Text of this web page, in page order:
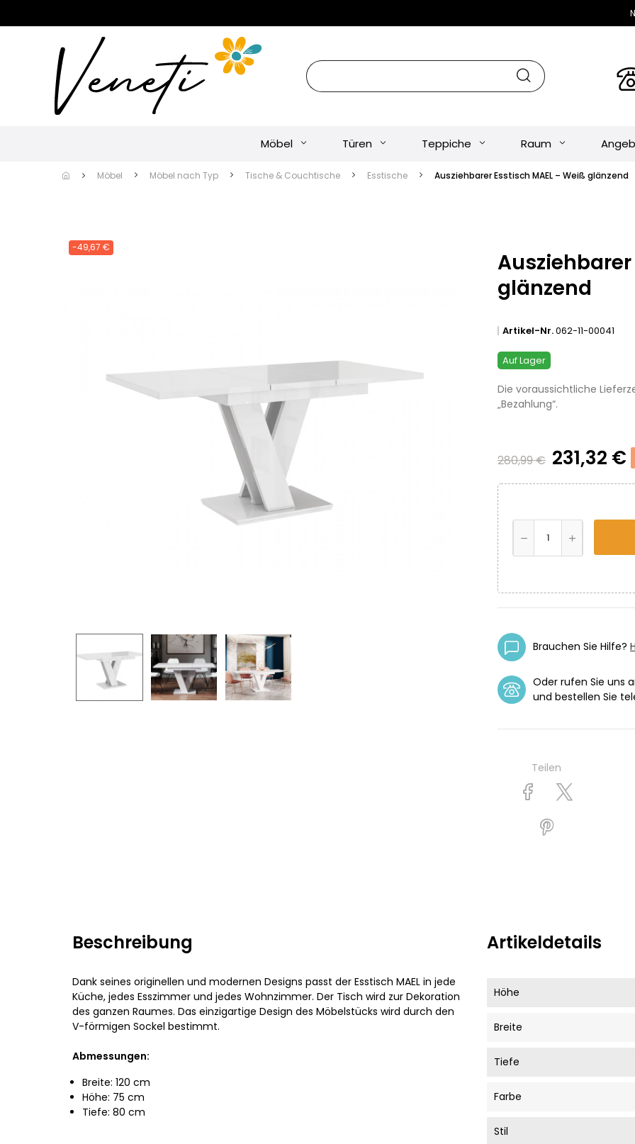
Möbel Türen Teppiche Raum
Möbel Möbel nach Typ Tische & Couchtische Esstische Ausziehbarer Esstisch MAEL – Weiß glänzend
-49,67 €
Ausziehbarer
glänzend
Artikel-Nr.062-11-00041
Auf Lager
Die voraussichtliche
„Bezahlung“.
280,99 € 231,32 €
Brauchen Sie Hilfe?
Oder rufen Sie uns
und bestellen Sie
Teilen
Beschreibung
Dank seines originellen und modernen Designs passt der Esstisch MAEL in jede
Küche, jedes Esszimmer und jedes Wohnzimmer. Der Tisch wird zur Dekoration
des ganzen Raumes. Das einzigartige Design des Möbelstücks wird durch den
V-förmigen Sockel bestimmt.
Abmessungen:
Breite: 120 cm
Höhe: 75 cm
Tiefe: 80 cm
Artikeldetails
Höhe
Breite
Tiefe
Farbe
Stil